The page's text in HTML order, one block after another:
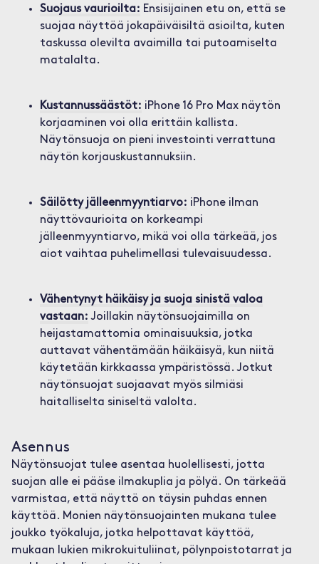
Suojaus vaurioilta: Ensisijainen etu on, että se
suojaa näyttöä jokapäiväisiltä asioilta, kuten
taskussa olevilta avaimilla tai putoamiselta
matalalta.
Kustannussäästöt: iPhone 16 Pro Max näytön
korjaaminen voi olla erittäin kallista.
Näytönsuoja on pieni investointi verrattuna
näytön korjauskustannuksiin.
Säilötty jälleenmyyntiarvo: iPhone ilman
näyttövaurioita on korkeampi
jälleenmyyntiarvo, mikä voi olla tärkeää, jos
aiot vaihtaa puhelimellasi tulevaisuudessa.
Vähentynyt häikäisy ja suoja sinistä valoa
vastaan: Joillakin näytönsuojaimilla on
heijastamattomia ominaisuuksia, jotka
auttavat vähentämään häikäisyä, kun niitä
käytetään kirkkaassa ympäristössä. Jotkut
näytönsuojat suojaavat myös silmiäsi
haitalliselta siniseltä valolta.
Asennus
Näytönsuojat tulee asentaa huolellisesti, jotta
suojan alle ei pääse ilmakuplia ja pölyä. On tärkeää
varmistaa, että näyttö on täysin puhdas ennen
käyttöä. Monien näytönsuojainten mukana tulee
joukko työkaluja, jotka helpottavat käyttöä,
mukaan lukien mikrokuituliinat, pölynpoistotarrat ja